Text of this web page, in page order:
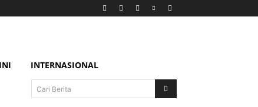
INTERNASIONAL
Cari Berita